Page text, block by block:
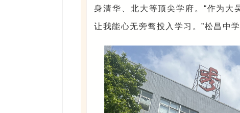
身清华、北大等顶尖学府。“作为大
让我能心无旁骛投入学习。”松昌中